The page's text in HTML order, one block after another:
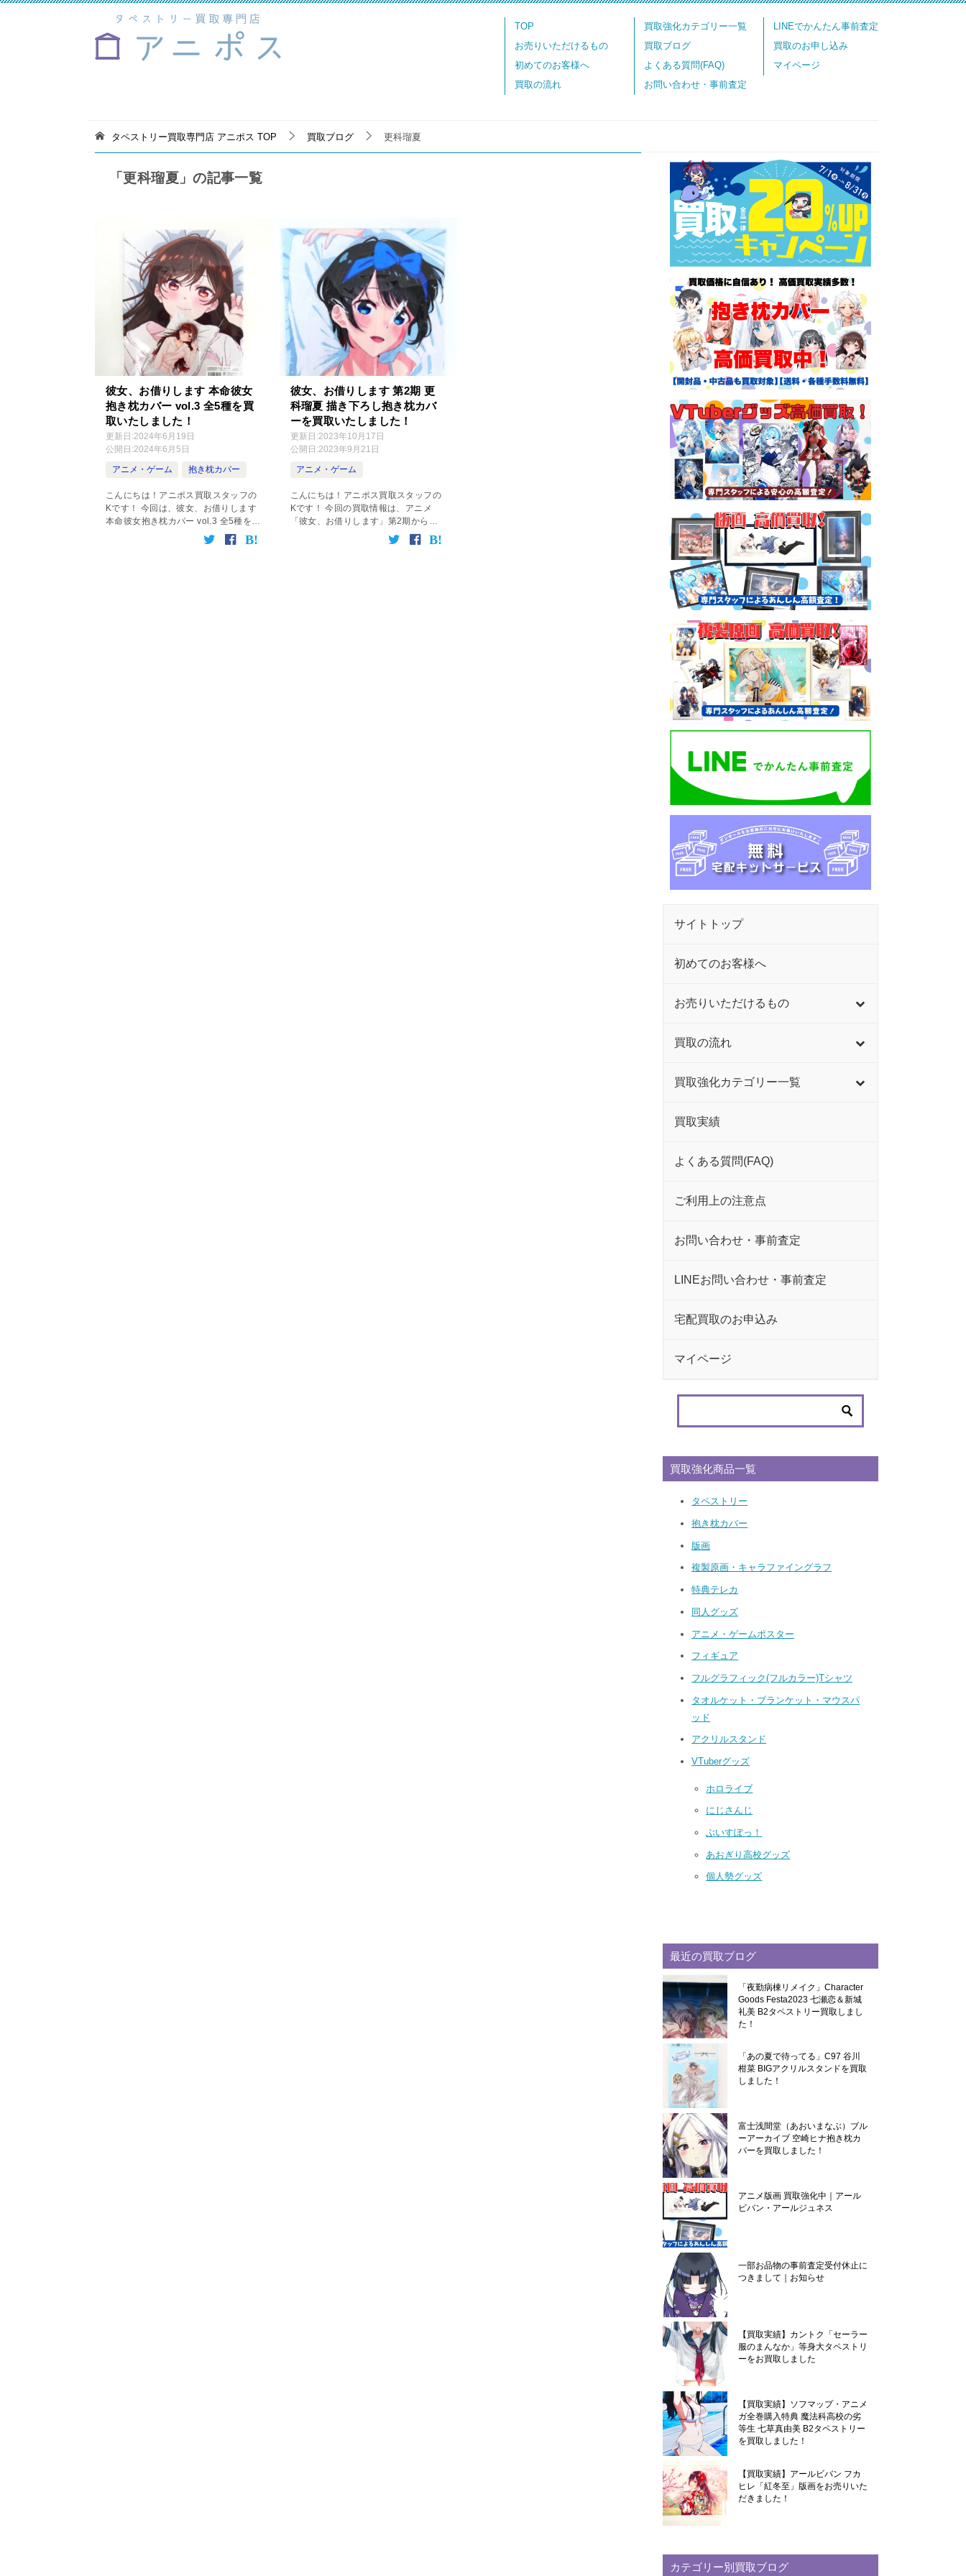
TOP
お売りいただけるもの
初めてのお客様へ
買取の流れ
買取強化カテゴリー一覧
買取ブログ
よくある質問(FAQ)
お問い合わせ・事前査定
LINEでかんたん事前査定
買取のお申し込み
マイページ
タペストリー買取専門店 アニポス TOP 買取ブログ 更科瑠夏
「更科瑠夏」の記事一覧
彼女、お借りします 本命彼女
抱き枕カバー vol.3 全5種を買
取いたしました！
更新日:2024年6月19日
公開日:2024年6月5日
アニメ・ゲーム 抱き枕カバー
こんにちは！アニポス買取スタッフの
Kです！ 今回は、彼女、お借りします
本命彼女抱き枕カバー vol.3 全5種を高
価買取いたしましたので、そちらにつ
いてご紹介させていただきます！ 彼
彼女、お借りします 第2期 更
科瑠夏 描き下ろし抱き枕カバ
ーを買取いたしました！
更新日:2023年10月17日
公開日:2023年9月21日
アニメ・ゲーム
こんにちは！アニポス買取スタッフの
Kです！ 今回の買取情報は、アニメ
「彼女、お借りします」第2期から、
更科瑠夏の描き下ろし抱き枕カバーで
す！ 「彼女、お借りします 第2期」描
サイトトップ
初めてのお客様へ
お売りいただけるもの
買取の流れ
買取強化カテゴリー一覧
買取実績
よくある質問(FAQ)
ご利用上の注意点
お問い合わせ・事前査定
LINEお問い合わせ・事前査定
宅配買取のお申込み
マイページ
買取強化商品一覧
タペストリー
抱き枕カバー
版画
複製原画・キャラファイングラフ
特典テレカ
同人グッズ
アニメ・ゲームポスター
フィギュア
フルグラフィック(フルカラー)Tシャツ
タオルケット・ブランケット・マウスパ
ッド
アクリルスタンド
VTuberグッズ
ホロライブ
にじさんじ
ぶいすぽっ！
あおぎり高校グッズ
個人勢グッズ
最近の買取ブログ
「夜勤病棟リメイク」Character
Goods Festa2023 七瀬恋＆新城
礼美 B2タペストリー買取しまし
た！
「あの夏で待ってる」C97 谷川
柑菜 BIGアクリルスタンドを買取
しました！
富士浅間堂（あおいまなぶ）ブル
ーアーカイブ 空崎ヒナ抱き枕カ
バーを買取しました！
アニメ版画 買取強化中｜アール
ビバン・アールジュネス
一部お品物の事前査定受付休止に
つきまして｜お知らせ
【買取実績】カントク「セーラー
服のまんなか」等身大タペストリ
ーをお買取しました
【買取実績】ソフマップ・アニメ
ガ全巻購入特典 魔法科高校の劣
等生 七草真由美 B2タペストリー
を買取しました！
【買取実績】アールビバン フカ
ヒレ「紅冬至」版画をお売りいた
だきました！
カテゴリー別買取ブログ